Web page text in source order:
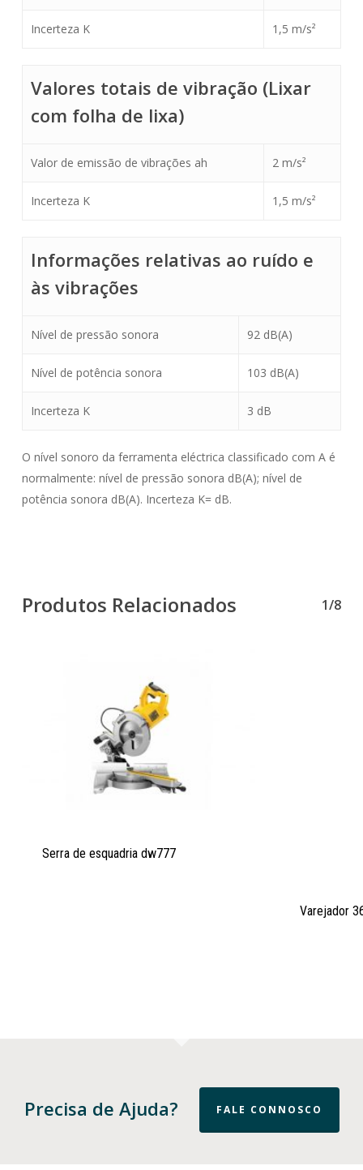
Incerteza K 1,5 m/s²
Valores totais de vibração (Lixar
com folha de lixa)
Valor de emissão de vibrações ah 2 m/s²
Incerteza K 1,5 m/s²
Informações relativas ao ruído e
às vibrações
Nível de pressão sonora 92 dB(A)
Nível de potência sonora 103 dB(A)
Incerteza K 3 dB
O nível sonoro da ferramenta eléctrica classificado com A é
normalmente: nível de pressão sonora dB(A); nível de
potência sonora dB(A). Incerteza K= dB.
Produtos Relacionados 1/8
Serra de esquadria dw777
Varejador
Precisa de Ajuda? FALE CONNOSCO